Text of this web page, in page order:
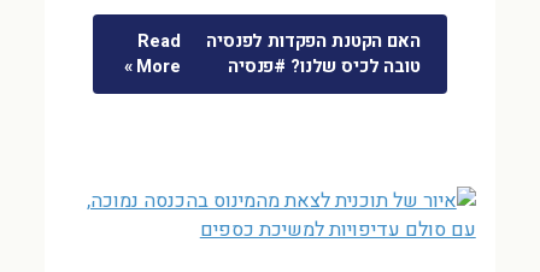
האם הקטנת הפקדות לפנסיה
טובה לכיס שלנו? #פנסיה
Read
More »